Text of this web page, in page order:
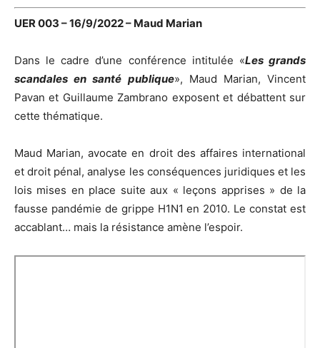
UER 003 – 16/9/2022 – Maud Marian
Dans le cadre d’une conférence intitulée «Les grands
scandales en santé publique», Maud Marian, Vincent
Pavan et Guillaume Zambrano exposent et débattent sur
cette thématique.
Maud Marian, avocate en droit des affaires international
et droit pénal, analyse les conséquences juridiques et les
lois mises en place suite aux « leçons apprises » de la
fausse pandémie de grippe H1N1 en 2010. Le constat est
accablant… mais la résistance amène l’espoir.